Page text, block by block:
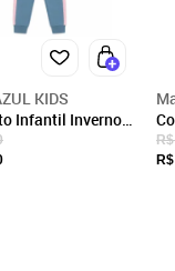
CNPJ
85.098.978/
Endereço
ROD INGO
GASPAR, SC/
CEP: 89115-
KIDS
Infantil Inverno